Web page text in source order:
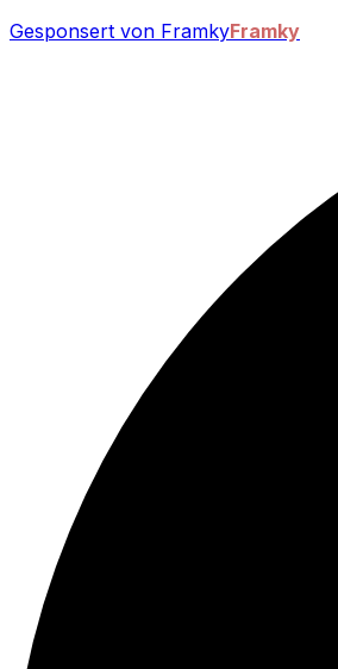
Gesponsert von FramkyFramky